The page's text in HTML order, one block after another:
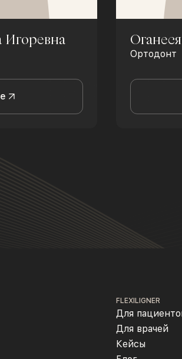
Игоревна
Ортодонт
FLEXILIGNER
Для
Для врачей
Кейсы